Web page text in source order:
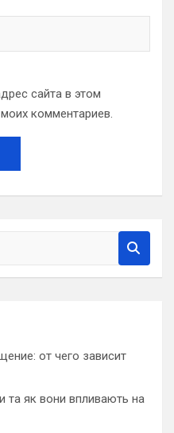
сайта в этом
комментариев.
от чего зависит
та як вони впливають на